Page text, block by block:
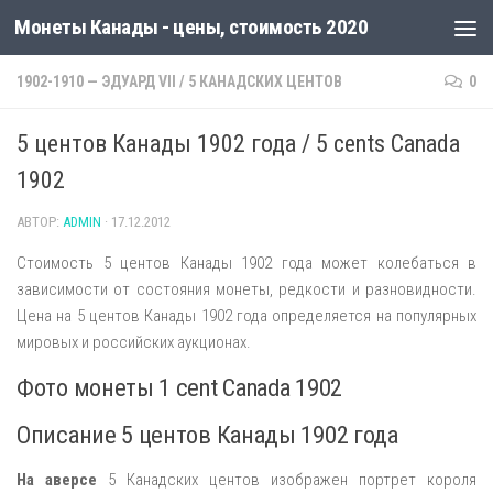
Монеты Канады - цены, стоимость 2020
1902-1910 — ЭДУАРД VII / 5 КАНАДСКИХ ЦЕНТОВ 0
5 центов Канады 1902 года / 5 cents Canada
1902
АВТОР: ADMIN · 17.12.2012
Стоимость 5 центов Канады 1902 года может колебаться в
зависимости от состояния монеты, редкости и разновидности.
Цена на 5 центов Канады 1902 года определяется на популярных
мировых и российских аукционах.
Фото монеты 1 cent Canada 1902
Описание 5 центов Канады 1902 года
На аверсе 5 Канадских центов изображен портрет короля